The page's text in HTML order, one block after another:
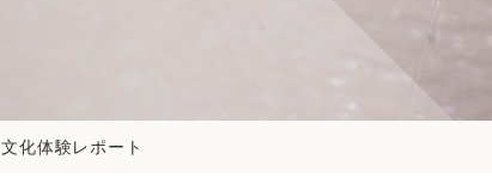
文化体験レポート